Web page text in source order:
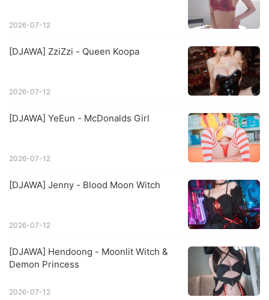
2026-07-12
[DJAWA] ZziZzi - Queen Koopa
2026-07-12
[DJAWA] YeEun - McDonalds Girl
2026-07-12
[DJAWA] Jenny - Blood Moon Witch
2026-07-12
[DJAWA] Hendoong - Moonlit Witch &
Demon Princess
2026-07-12